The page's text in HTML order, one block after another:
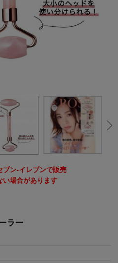
ン‐イレブンで販売
場合があります
ラー